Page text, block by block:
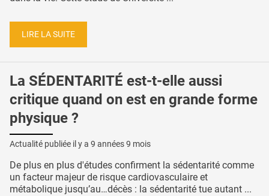
LIRE LA SUITE
La SÉDENTARITÉ est-t-elle aussi
critique quand on est en grande forme
physique ?
Actualité publiée il y a 9 années 9 mois
De plus en plus d'études confirment la sédentarité comme
un facteur majeur de risque cardiovasculaire et
métabolique jusqu’au…décès : la sédentarité tue autant ...